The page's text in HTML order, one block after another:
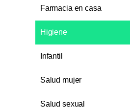
Farmacia en casa
Higiene
Infantil
Salud mujer
Salud sexual